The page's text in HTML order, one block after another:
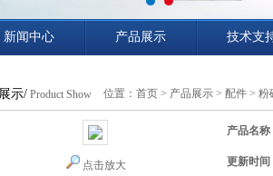
新闻中心 产品展示 技术支
示/ Product Show 位置： 首页 > 产品展示 > 配件 > 粉
点击放大
产品名称
更新时间